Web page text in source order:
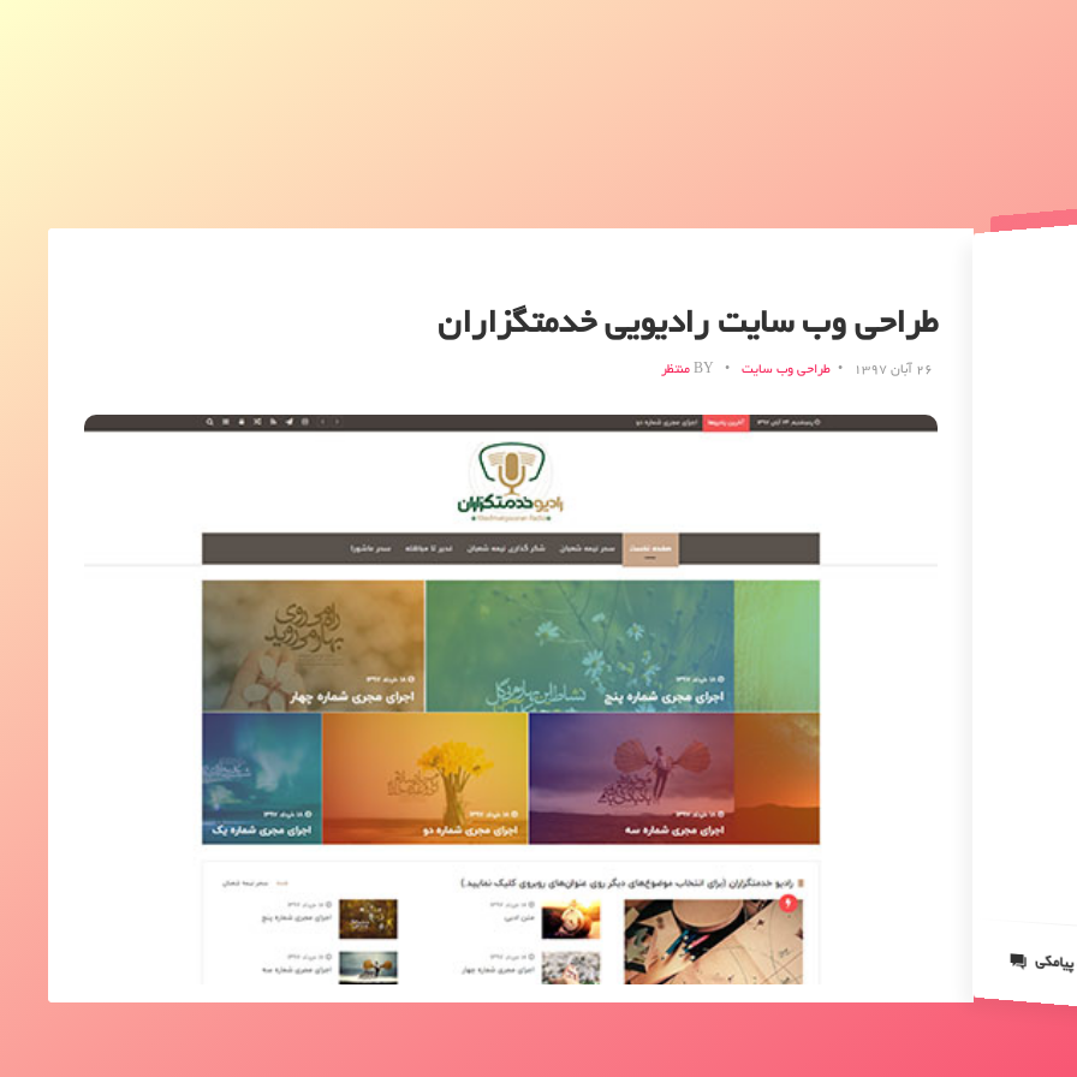
پیامکی
طراحی وب سایت رادیویی خدمتگزاران
۲۶ آبان ۱۳۹۷ طراحی وب سایت منتظر